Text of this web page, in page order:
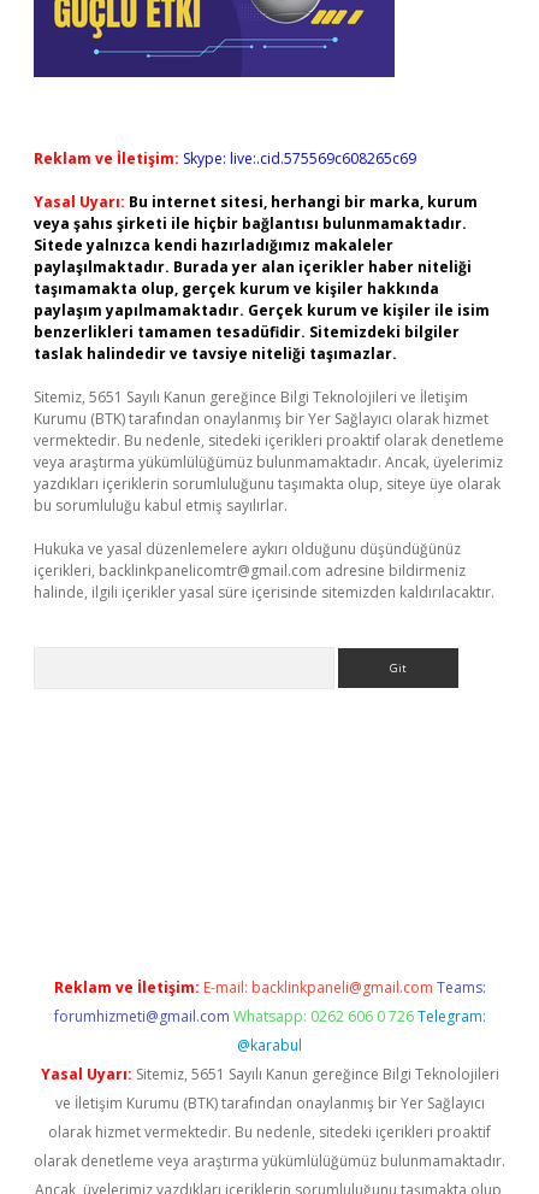
Reklam ve İletişim: Skype: live:.cid.575569c608265c69
Yasal Uyarı: Bu internet sitesi, herhangi bir marka, kurum
veya şahıs şirketi ile hiçbir bağlantısı bulunmamaktadır.
Sitede yalnızca kendi hazırladığımız makaleler
paylaşılmaktadır. Burada yer alan içerikler haber niteliği
taşımamakta olup, gerçek kurum ve kişiler hakkında
paylaşım yapılmamaktadır. Gerçek kurum ve kişiler ile isim
benzerlikleri tamamen tesadüfidir. Sitemizdeki bilgiler
taslak halindedir ve tavsiye niteliği taşımazlar.
Sitemiz, 5651 Sayılı Kanun gereğince Bilgi Teknolojileri ve İletişim
Kurumu (BTK) tarafından onaylanmış bir Yer Sağlayıcı olarak hizmet
vermektedir. Bu nedenle, sitedeki içerikleri proaktif olarak denetleme
veya araştırma yükümlülüğümüz bulunmamaktadır. Ancak, üyelerimiz
yazdıkları içeriklerin sorumluluğunu taşımakta olup, siteye üye olarak
bu sorumluluğu kabul etmiş sayılırlar.
Hukuka ve yasal düzenlemelere aykırı olduğunu düşündüğünüz
içerikleri, backlinkpanelicomtr@gmail.com adresine bildirmeniz
halinde, ilgili içerikler yasal süre içerisinde sitemizden kaldırılacaktır.
Reklam ve İletişim: E-mail: backlinkpaneli@gmail.com Teams:
forumhizmeti@gmail.com Whatsapp: 0262 606 0 726 Telegram:
@karabul
Yasal Uyarı: Sitemiz, 5651 Sayılı Kanun gereğince Bilgi Teknolojileri
ve İletişim Kurumu (BTK) tarafından onaylanmış bir Yer Sağlayıcı
olarak hizmet vermektedir. Bu nedenle, sitedeki içerikleri proaktif
olarak denetleme veya araştırma yükümlülüğümüz bulunmamaktadır.
Ancak, üyelerimiz yazdıkları içeriklerin sorumluluğunu taşımakta olup,